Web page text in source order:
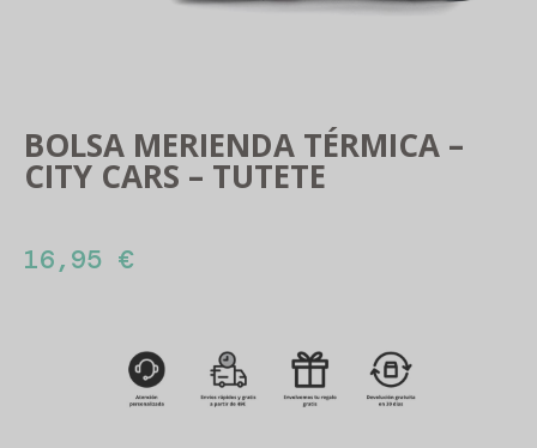
BOLSA MERIENDA TÉRMICA –
CITY CARS – TUTETE
16,95 €